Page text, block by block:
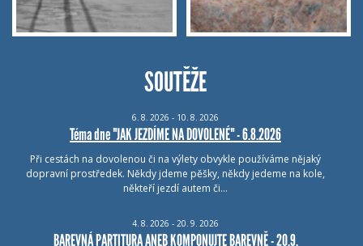
SOUTĚŽE
6. 8. 2026 - 10. 8. 2026
Téma dne "JAK JEZDÍME NA DOVOLENÉ" - 6.8.2026
Při cestách na dovolenou či na výlety obvykle používáme nějaký
dopravní prostředek. Někdy jdeme pěšky, někdy jedeme na kole,
někteří jezdí autem či…
4. 8. 2026 - 20. 9. 2026
BAREVNÁ PARTITURA ANEB KOMPONUJTE BAREVNĚ - 20.9.